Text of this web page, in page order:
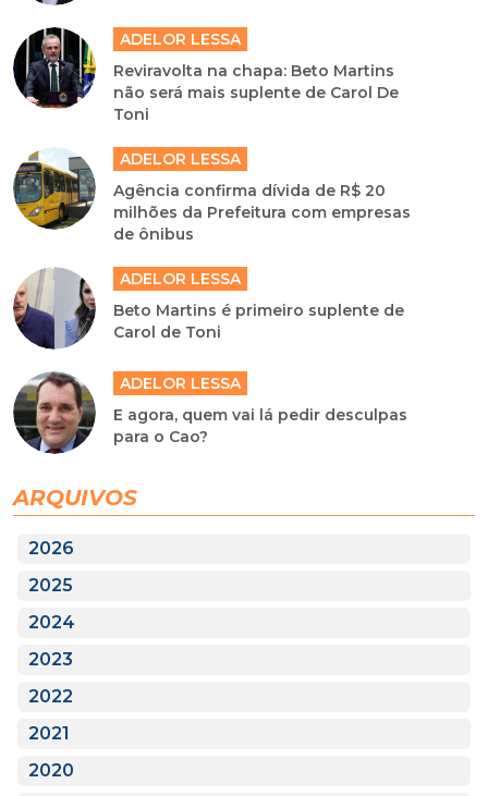
ADELOR LESSA
Reviravolta na chapa: Beto Martins
não será mais suplente de Carol De
Toni
ADELOR LESSA
Agência confirma dívida de R$ 20
milhões da Prefeitura com empresas
de ônibus
ADELOR LESSA
Beto Martins é primeiro suplente de
Carol de Toni
ADELOR LESSA
E agora, quem vai lá pedir desculpas
para o Cao?
ARQUIVOS
2026
2025
2024
2023
2022
2021
2020